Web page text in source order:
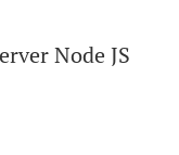
Node JS